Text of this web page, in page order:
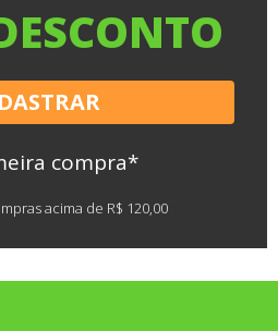
compra*
acima de R$ 120,00